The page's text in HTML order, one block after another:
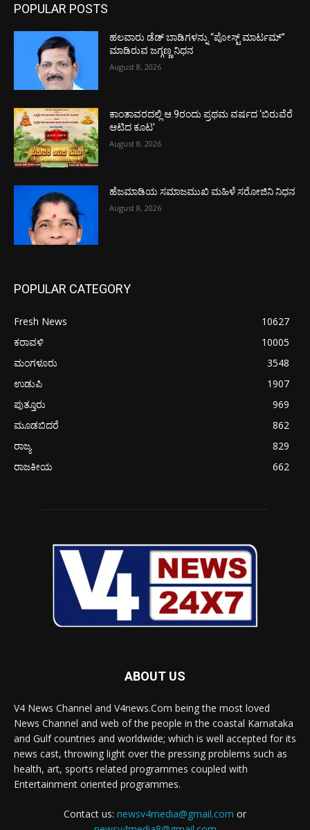
POPULAR POSTS
ಹಲವಾರು ಡೆಡ್ ಬಾಡಿಗಳನ್ನು “ಪೋಸ್ಟ್ ಮಾರ್ಟಮ್”
ಮಾಡಿರುವ ಜಗ್ಗಣ್ಣ ನಿಧನ
August 8, 2026
ಕಾಂತಾವರದಲ್ಲಿ ಆ.9ರಂದು ಪ್ರಥಮ ವರ್ಷದ ‘ಬಿರುವೆರೆ
ಆಟಿದ ಕೂಟ’
August 8, 2026
ಹೆಜಮಾಡಿಯ ಸಮಾಜಮುಖಿ ಮಹಿಳೆ ಸರೋಜಿನಿ ನಿಧನ
August 8, 2026
POPULAR CATEGORY
Fresh News
10627
ಕರಾವಳಿ
10005
ಮಂಗಳೂರು
3548
ಉಡುಪಿ
1907
ಪುತ್ತೂರು
969
ಮೂಡಬಿದರೆ
862
ರಾಜ್ಯ
829
ರಾಜಕೀಯ
662
ABOUT US
V4 News Channel and V4news.Com being the most loved
News Channel and web of the people in the coastal Karnataka
and Gulf countries and worldwide; which is well accepted for its
news cast, throwing light over the pressing problems such as
health, art, sports related programmes coupled with
Entertainment oriented programmes.
Contact us: newsv4media@gmail.com or